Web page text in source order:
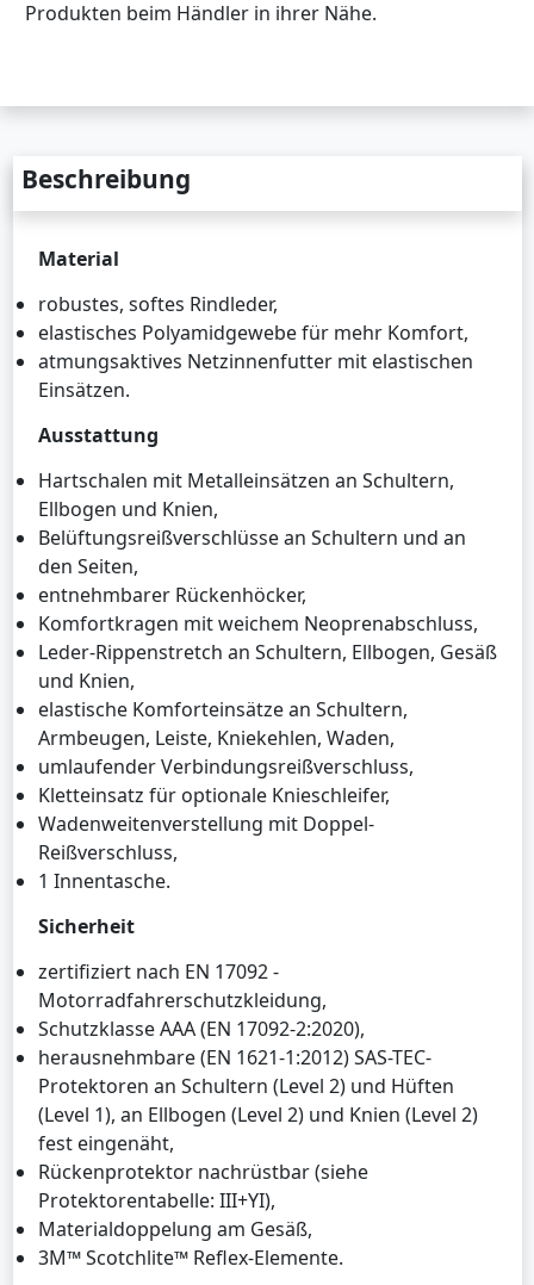
Produkten beim Händler in ihrer Nähe.
Beschreibung
Material
robustes, softes Rindleder,
elastisches Polyamidgewebe für mehr Komfort,
atmungsaktives Netzinnenfutter mit elastischen
Einsätzen.
Ausstattung
Hartschalen mit Metalleinsätzen an Schultern,
Ellbogen und Knien,
Belüftungsreißverschlüsse an Schultern und an
den Seiten,
entnehmbarer Rückenhöcker,
Komfortkragen mit weichem Neoprenabschluss,
Leder-Rippenstretch an Schultern, Ellbogen, Gesäß
und Knien,
elastische Komforteinsätze an Schultern,
Armbeugen, Leiste, Kniekehlen, Waden,
umlaufender Verbindungsreißverschluss,
Kletteinsatz für optionale Knieschleifer,
Wadenweitenverstellung mit Doppel-
Reißverschluss,
1 Innentasche.
Sicherheit
zertifiziert nach EN 17092 -
Motorradfahrerschutzkleidung,
Schutzklasse AAA (EN 17092-2:2020),
herausnehmbare (EN 1621-1:2012) SAS-TEC-
Protektoren an Schultern (Level 2) und Hüften
(Level 1), an Ellbogen (Level 2) und Knien (Level 2)
fest eingenäht,
Rückenprotektor nachrüstbar (siehe
Protektorentabelle: III+YI),
Materialdoppelung am Gesäß,
3M™ Scotchlite™ Reflex-Elemente.